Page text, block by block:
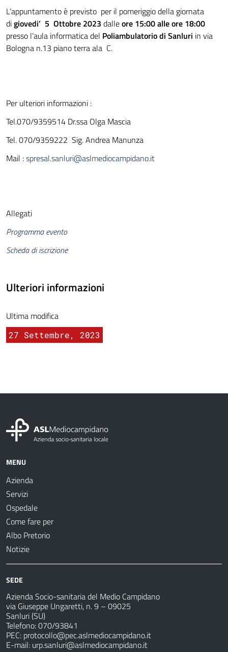
L’appuntamento è previsto per il pomeriggio della giornata
digiovedi’ 5 Ottobre 2023 dalleore 15:00 alle ore 18:00
presso l’aula informatica del Poliambulatorio di Sanluri in via
Bologna n.13 piano terra ala C.
Per ulteriori informazioni :
Tel.070/9359514 Dr.ssa Olga Mascia
Tel. 070/9359222 Sig. Andrea Manunza
Mail :spresal.sanluri@aslmediocampidano.it
Allegati
Programma evento
Scheda di iscrizione
Ulteriori informazioni
Ultima modifica
27 Settembre, 2023
MENU
Azienda
Servizi
Ospedale
Come fare per
Albo Pretorio
Notizie
SEDE
Azienda Socio-sanitaria del Medio Campidano
via Giuseppe Ungaretti, n. 9 – 09025
Sanluri (SU)
Telefono: 070/93841
PEC: protocollo@pec.aslmediocampidano.it
E-mail: urp.sanluri@aslmediocampidano.it